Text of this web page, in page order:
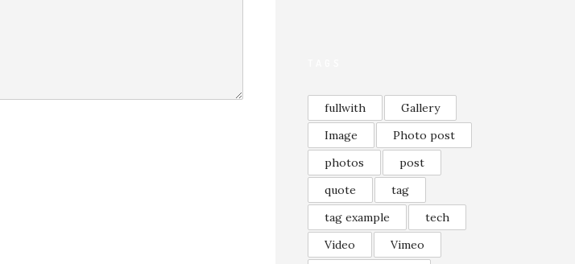
fullwith
Gallery
Image
Photo post
photos
post
quote
tag
tag example
tech
Video
Vimeo